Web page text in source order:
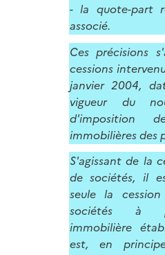
- la quote-part
associé.
Ces précisions
cessions
janvier 2004,
vigueur du
d'imposition
immobilières des
S'agissant de la
de sociétés, il
seule la
sociétés à
immobilière
est, en